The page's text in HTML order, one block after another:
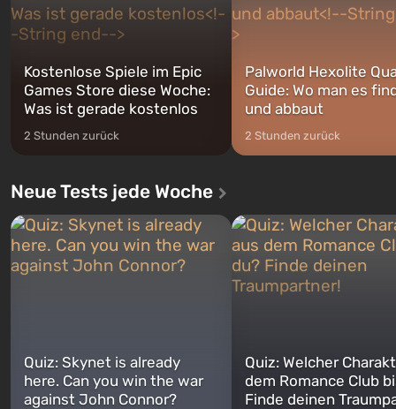
Kostenlose Spiele im Epic
Games Store diese Woche:
Was ist gerade kostenlos
2 Stunden zurück
Palworld Hexolite
Guide: Wo man es
und abbaut
2 Stunden zurück
Neue Tests jede Woche
Quiz: Skynet is already
here. Can you win the war
against John Connor?
Quiz: Welcher
dem Romance Club
Finde deinen